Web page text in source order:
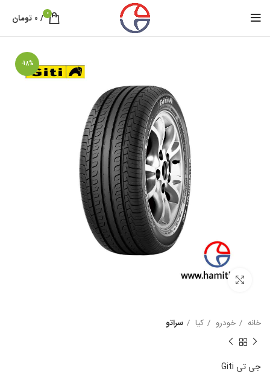
0
/ ۰ تومان
-18%
بزرگنمایی تصویر
خانه خودرو کیا سراتو
جی تی Giti